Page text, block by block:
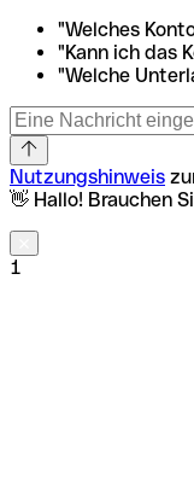
"Welches
"Kann ich das
"Welche
Nutzungshinweis
👋 Hallo! Brauchen
1